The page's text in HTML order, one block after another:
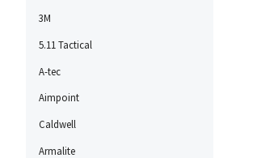
3M
5.11 Tactical
A-tec
Aimpoint
Caldwell
Armalite